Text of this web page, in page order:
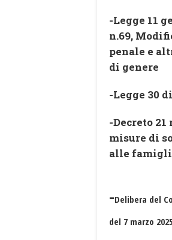
-Legge 11
n.69,
penale e
di genere
-Legge 30
-Decreto
misure di
alle
-Delibera del
del 7 marzo 2025